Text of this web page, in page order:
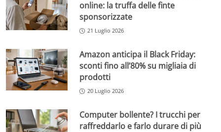
online: la truffa delle finte
sponsorizzate
21 Luglio 2026
Amazon anticipa il Black Friday:
sconti fino all’80% su migliaia di
prodotti
20 Luglio 2026
Computer bollente? I trucchi per
raffreddarlo e farlo durare di più